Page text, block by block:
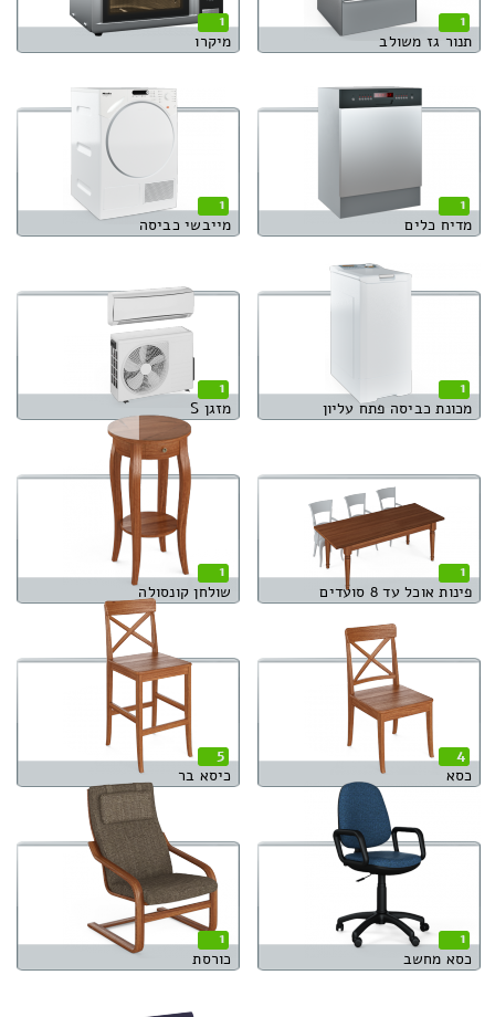
1
תנור גז משולב
1
מיקרו
1
מדיח כלים
1
מייבשי כביסה
1
מכונת כביסה פתח עליון
1
מזגן S
1
פינות אוכל עד 8 סועדים
1
שולחן קונסולה
4
כסא
5
כיסא בר
1
כסא מחשב
1
כורסת